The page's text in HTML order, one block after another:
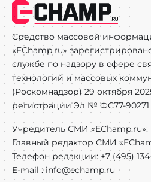
Средство массовой
«EChamp.ru»
службе по надзору в сфере
технологий и массовых
(Роскомнадзор) 29 октября
регистрации Эл № ФС77-90271
Учредитель СМИ
Главный редактор СМИ
Телефон редакции: +7 (495)
E-mail : info@echamp.ru